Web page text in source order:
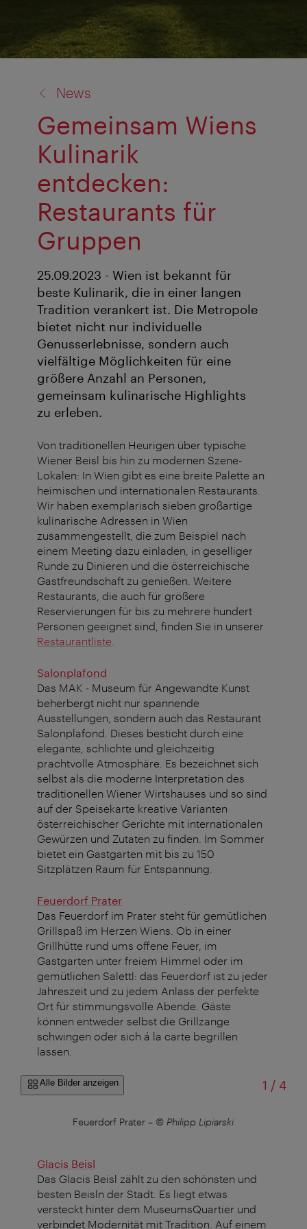
News
Gemeinsam Wiens
Kulinarik
entdecken:
Restaurants für
Gruppen
25.09.2023 - Wien ist bekannt für
beste Kulinarik, die in einer langen
Tradition verankert ist. Die Metropole
bietet nicht nur individuelle
Genusserlebnisse, sondern auch
vielfältige Möglichkeiten für eine
größere Anzahl an Personen,
gemeinsam kulinarische Highlights
zu erleben.
Von traditionellen Heurigen über typische
Wiener Beisl bis hin zu modernen Szene-
Lokalen: In Wien gibt es eine breite Palette an
heimischen und internationalen Restaurants.
Wir haben exemplarisch sieben großartige
kulinarische Adressen in Wien
zusammengestellt, die zum Beispiel nach
einem Meeting dazu einladen, in geselliger
Runde zu Dinieren und die österreichische
Gastfreundschaft zu genießen. Weitere
Restaurants, die auch für größere
Reservierungen für bis zu mehrere hundert
Personen geeignet sind, finden Sie in unserer
Restaurantliste
Salonplafond
Das MAK - Museum für Angewandte Kunst
beherbergt nicht nur spannende
Ausstellungen, sondern auch das Restaurant
Salonplafond. Dieses besticht durch eine
elegante, schlichte und gleichzeitig
prachtvolle Atmosphäre. Es bezeichnet sich
selbst als die moderne Interpretation des
traditionellen Wiener Wirtshauses und so sind
auf der Speisekarte kreative Varianten
österreichischer Gerichte mit internationalen
Gewürzen und Zutaten zu finden. Im Sommer
bietet ein Gastgarten mit bis zu 150
Sitzplätzen Raum für Entspannung.
Feuerdorf Prater
Das Feuerdorf im Prater steht für gemütlichen
Grillspaß im Herzen Wiens. Ob in einer
Grillhütte rund ums offene Feuer, im
Gastgarten unter freiem Himmel oder im
gemütlichen Salettl: das Feuerdorf ist zu jeder
Jahreszeit und zu jedem Anlass der perfekte
Ort für stimmungsvolle Abende. Gäste
können entweder selbst die Grillzange
schwingen oder sich á la carte begrillen
lassen.
Alle Bilder anzeigen 1 /von
4
Feuerdorf Prater – © Philipp Lipiarski
Glacis Beisl
Das Glacis Beisl zählt zu den schönsten und
besten Beisln der Stadt. Es liegt etwas
versteckt hinter dem MuseumsQuartier und
verbindet Modernität mit Tradition. Auf einem